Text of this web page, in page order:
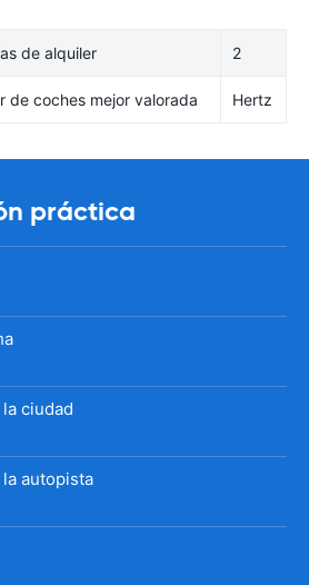
de alquiler 2
de coches mejor valorada Hertz
práctica
ciudad
autopista